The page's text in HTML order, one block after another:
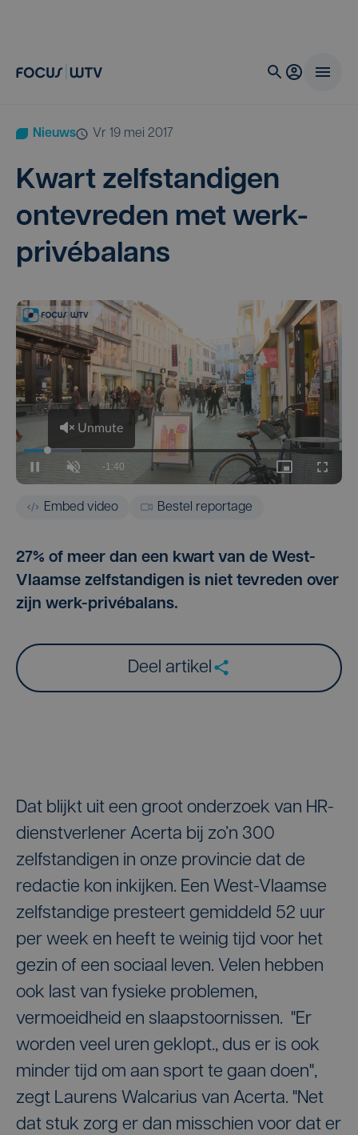
Nieuws vr 19 mei 2017
Kwart zelf­stan­di­gen
onte­vre­den met werk-
privébalans
Embed video Bestel reportage
27% of meer dan een kwart van de West-
Vlaamse zelfstandigen is niet tevreden over
zijn werk-privébalans.
Deel artikel
Dat blijkt uit een groot onderzoek van HR-
dienstverlener Acerta bij zo’n 300
zelfstandigen in onze provincie dat de
redactie kon inkijken. Een West-Vlaamse
zelfstandige presteert gemiddeld 52 uur
per week en heeft te weinig tijd voor het
gezin of een sociaal leven. Velen hebben
ook last van fysieke problemen,
vermoeidheid en slaapstoornissen. "Er
worden veel uren geklopt., dus er is ook
minder tijd om aan sport te gaan doen",
zegt Laurens Walcarius van Acerta. "Net
dat stuk zorg er dan misschien voor dat er